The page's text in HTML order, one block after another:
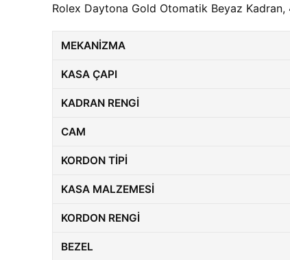
Rolex Daytona Gold Otomatik Beyaz
MEKANIZMA
KASA ÇAPI
KADRAN RENGI
CAM
KORDON TIPI
KASA MALZEMESI
KORDON RENGI
BEZEL